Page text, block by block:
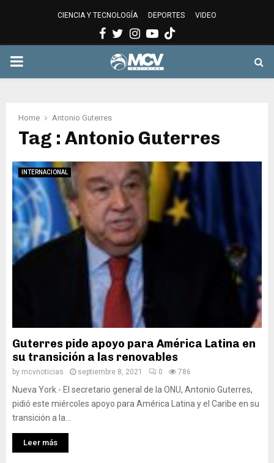
CIENCIA Y TECNOLOGÍA DEPORTES VIDEO
Facebook
Twitter
Instagram
Youtube
PRIMARY
Home Antonio Guterres
Tag : Antonio Guterres
INTERNACIONAL
Guterres pide apoyo para América Latina en
su transición a las renovables
by mcvnoticias septiembre 8, 2021 0 786
Nueva York.- El secretario general de la ONU, Antonio Guterres,
pidió este miércoles apoyo para América Latina y el Caribe en su
transición a la...
Leer más